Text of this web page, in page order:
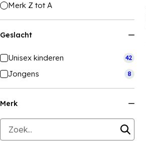
Merk Z tot A
Geslacht
Unisex kinderen 42
Jongens 8
Merk